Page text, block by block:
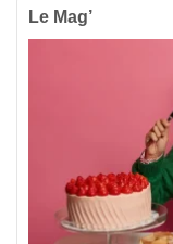
Le Mag’